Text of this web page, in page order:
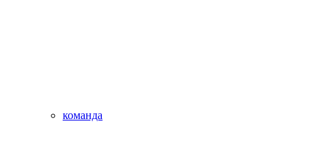
команда